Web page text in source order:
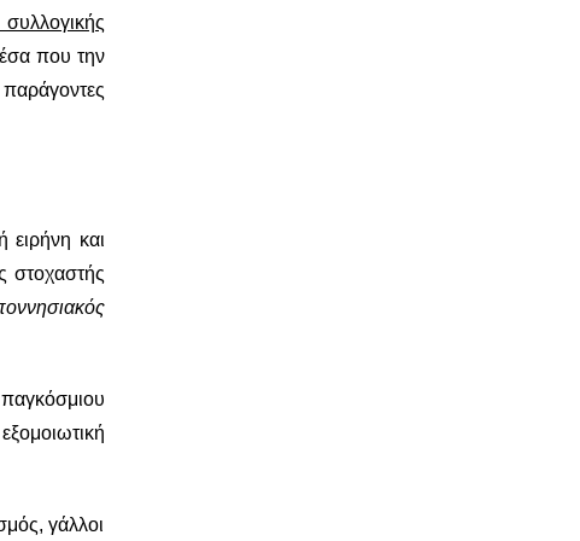
που την
ειρήνη και
στοχαστής
γάλλοι